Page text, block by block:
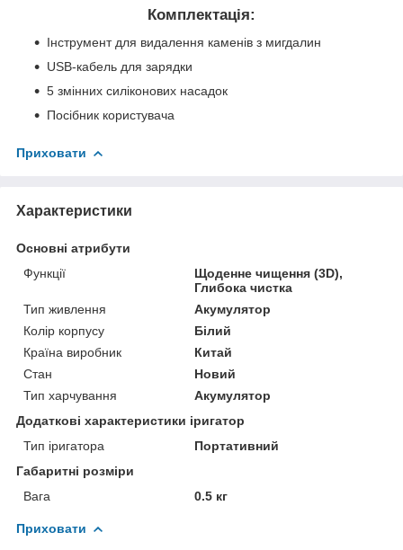
Комплектація:
Інструмент для видалення каменів з мигдалин
USB-кабель для зарядки
5 змінних силіконових насадок
Посібник користувача
Приховати
Характеристики
Основні атрибути
Функції
Щоденне чищення (3D),
Глибока чистка
Тип живлення
Акумулятор
Колір корпусу
Білий
Країна виробник
Китай
Стан
Новий
Тип харчування
Акумулятор
Додаткові характеристики іригатор
Тип іригатора
Портативний
Габаритні розміри
Вага
0.5 кг
Приховати